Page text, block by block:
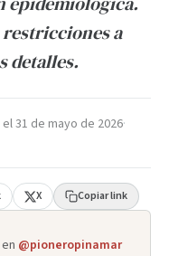
a
detalles.
el31 de mayo de 2026·
X Copiar link
@pioneropinamar